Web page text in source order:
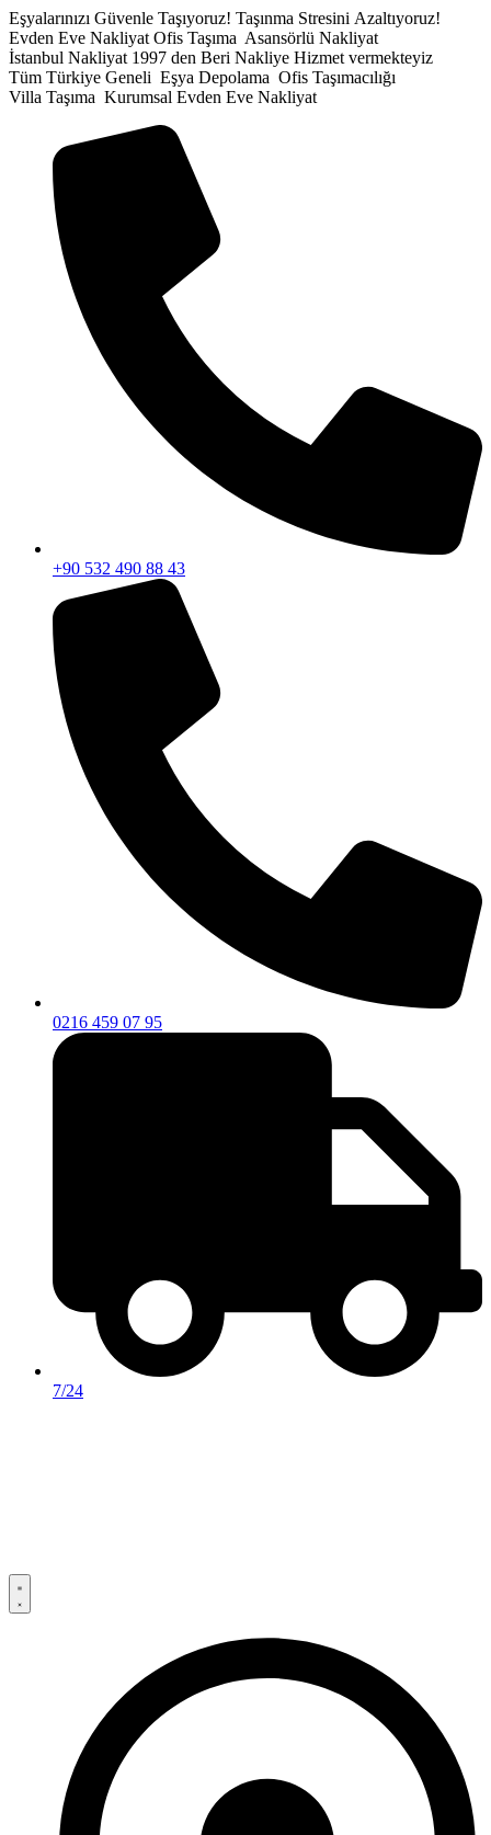
İçeriğe
atla
Eşyalarınızı Güvenle Taşıyoruz! Taşınma Stresini Azaltıyoruz!
Evden Eve Nakliyat Ofis Taşıma Asansörlü Nakliyat
İstanbul Nakliyat 1997 den Beri Nakliye Hizmet vermekteyiz
Tüm Türkiye Geneli Eşya Depolama Ofis Taşımacılığı
Villa Taşıma Kurumsal Evden Eve Nakliyat
+90 532 490 88 43
0216 459 07 95
7/24